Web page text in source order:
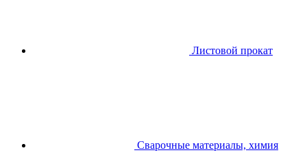
Листовой прокат
Сварочные материалы, химия